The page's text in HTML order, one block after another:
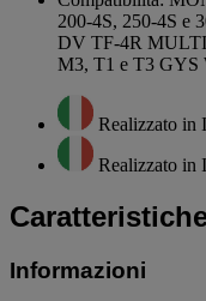
200-4S, 250-4S e
DV TF-4R
M3, T1 e T3 GYS
Realizzato in
Realizzato in
Informazioni